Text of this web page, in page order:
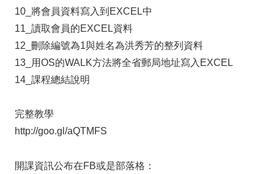
10_將會員資料寫入到EXCEL中
11_讀取會員的EXCEL資料
12_刪除編號為1與姓名為洪秀芳的整列資料
13_用OS的WALK方法將全省郵局地址寫入EXCEL
14_課程總結說明
完整教學
http://goo.gl/aQTMFS
開課資訊公布在FB或是部落格：